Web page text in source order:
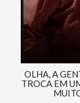
OLHA, A
TROCA EM